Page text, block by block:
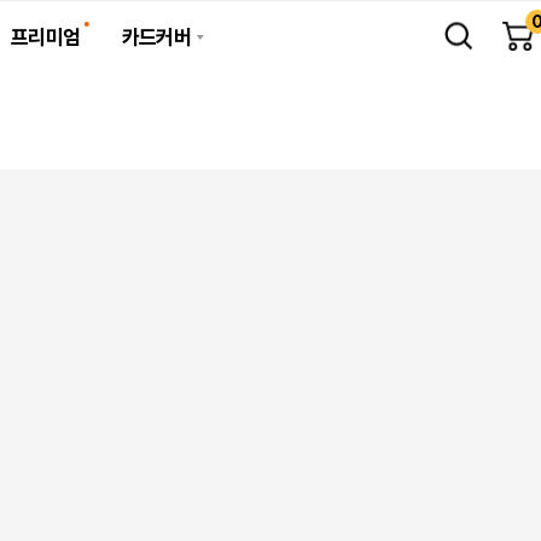
프리미엄 카드커버